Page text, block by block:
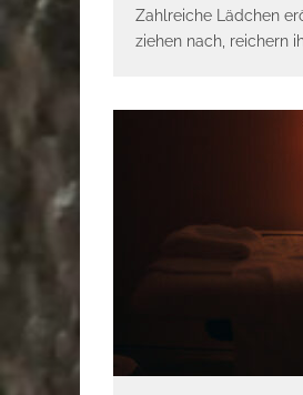
Zahlreiche Lädchen
ziehen nach, reichern